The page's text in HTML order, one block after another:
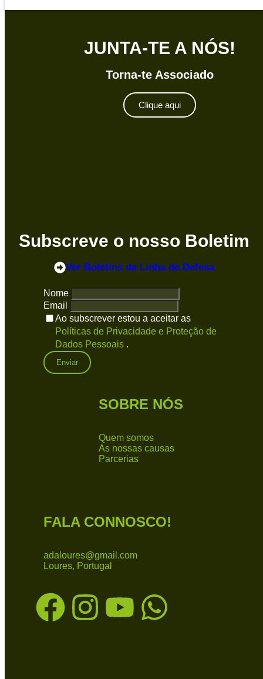
JUNTA-TE A NÓS!
Torna-te Associado
Clique aqui
Subscreve o nosso Boletim
Ver Boletins da Linha de Defesa
Nome
Email
Ao subscrever estou a aceitar as
Políticas de Privacidade e Proteção de
Dados Pessoais .
SOBRE NÓS
Quem somos
As nossas causas
Parcerias
FALA CONNOSCO!
adaloures@gmail.com
Loures, Portugal